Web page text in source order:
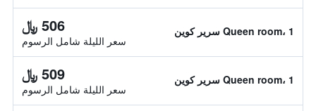
Queen room، 1 سرير كوين 506 ﷼
سعر الليلة شامل الرسوم
Queen room، 1 سرير كوين 509 ﷼
سعر الليلة شامل الرسوم